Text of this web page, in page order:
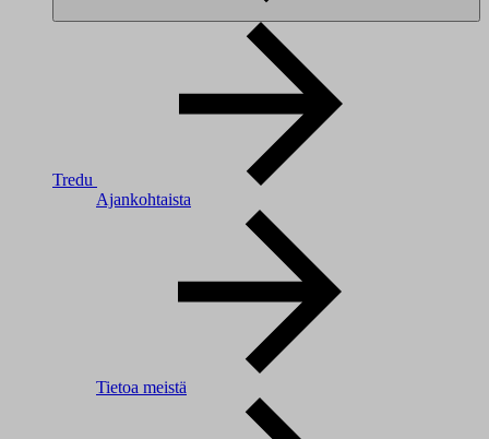
Tredu
Ajankohtaista
Tietoa meistä